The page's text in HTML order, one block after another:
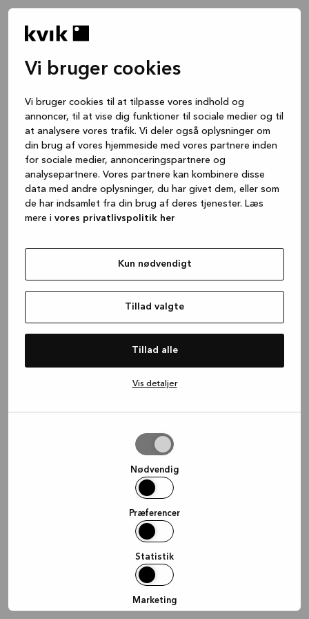
Vi bruger cookies
Vi bruger cookies til at tilpasse vores indhold og
annoncer, til at vise dig funktioner til sociale medier og til
at analysere vores trafik. Vi deler også oplysninger om
din brug af vores hjemmeside med vores partnere inden
for sociale medier, annonceringspartnere og
analysepartnere. Vores partnere kan kombinere disse
data med andre oplysninger, du har givet dem, eller som
de har indsamlet fra din brug af deres tjenester. Læs
mere i vores privatlivspolitik her
Kun nødvendigt
Tillad valgte
Tillad alle
Vis detaljer
Nødvendig
Præferencer
Statistik
Marketing
(see the browser console for more
information).